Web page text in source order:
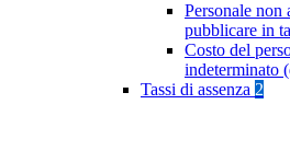
Personale non
pubblicare in
Costo del
indeterminato
Tassi di assenza 2